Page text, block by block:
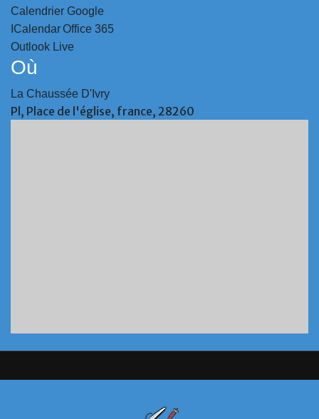
Calendrier Google
ICalendarOffice 365
Outlook Live
Où
La Chaussée D'Ivry
Pl, Place de l'église, france, 28260